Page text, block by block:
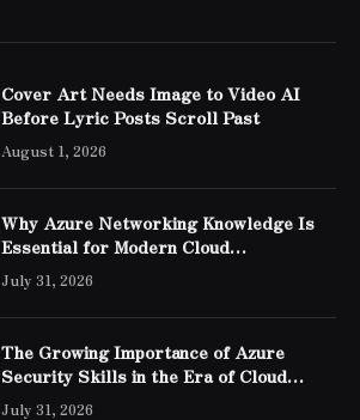
Cover Art Needs Image to Video AI
Before Lyric Posts Scroll Past
August 1, 2026
Why Azure Networking Knowledge Is
Essential for Modern Cloud
Professionals
July 31, 2026
The Growing Importance of Azure
Security Skills in the Era of Cloud
Computing
July 31, 2026